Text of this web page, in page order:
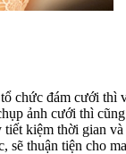
chức đám cưới
ảnh cưới thì
kiệm thời gian
thuận tiện cho